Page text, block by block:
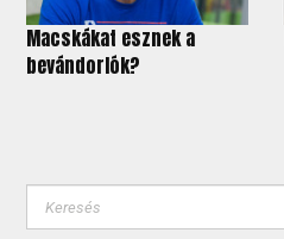
Macskákat esznek a
bevándorlók?